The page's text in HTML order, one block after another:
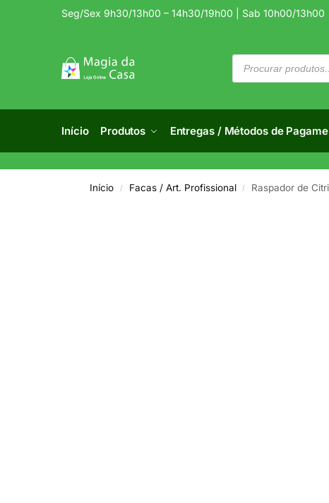
Seg/Sex 9h30/13h00 – 14h30/19h00 | Sab 10h00/13h00
Início Produtos Entregas / Métodos de
Início / Facas / Art. Profissional / Raspador de